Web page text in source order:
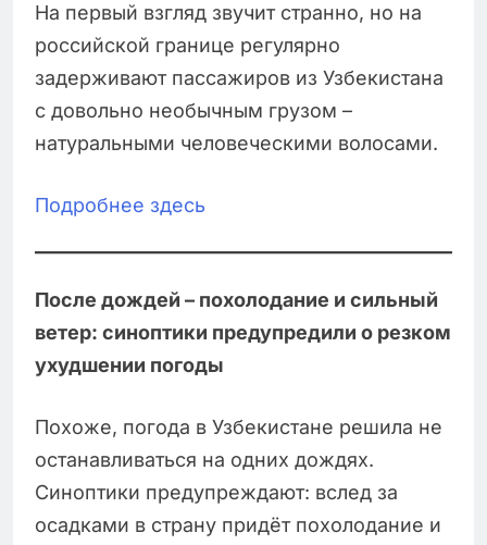
На первый взгляд звучит странно, но на
российской границе регулярно
задерживают пассажиров из Узбекистана
с довольно необычным грузом –
натуральными человеческими волосами.
Подробнее здесь
После дождей – похолодание и сильный
ветер: синоптики предупредили о резком
ухудшении погоды
Похоже, погода в Узбекистане решила не
останавливаться на одних дождях.
Синоптики предупреждают: вслед за
осадками в страну придёт похолодание и